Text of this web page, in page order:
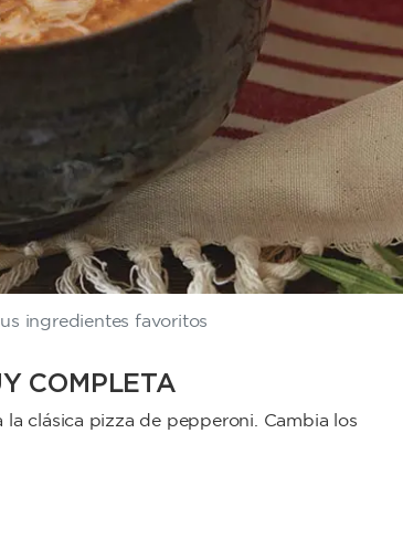
ingredientes favoritos
COMPLETA
la clásica pizza de pepperoni. Cambia los